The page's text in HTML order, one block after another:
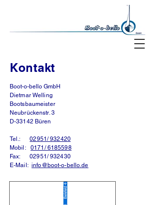
Boot-o-bello GmbH
Dietmar Welling
Bootsbaumeister
Neubrückenstr. 3
D-33142 Büren
Tel.:02951/ 932420
Mobil:0171/ 6185598
Fax: 02951/ 932430
E-Mail:info@boot-o-bello.de
Kontakt